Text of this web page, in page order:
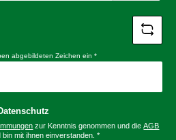
abgebildeten Zeichen ein *
zur Kenntnis genommen und dieAGB
bin mit ihnen einverstanden. *